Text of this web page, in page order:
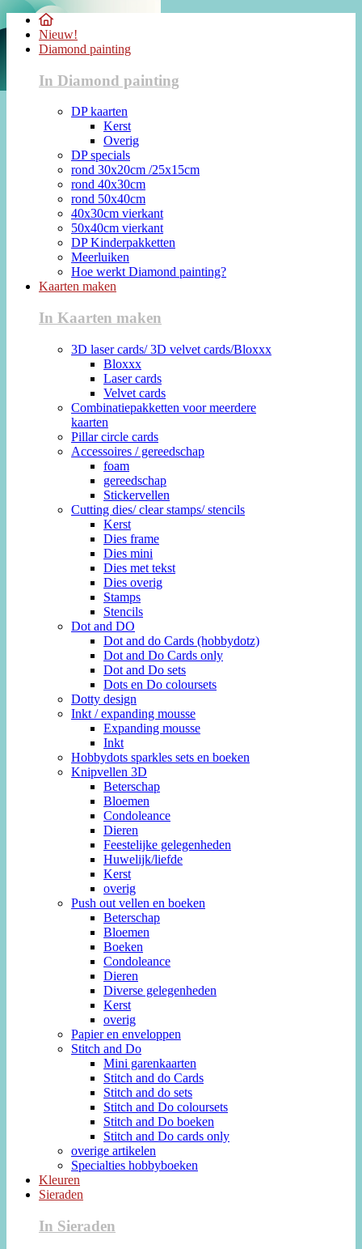
Nieuw!
Diamond painting
In Diamond painting
DP kaarten
Kerst
Overig
DP specials
rond 30x20cm /25x15cm
rond 40x30cm
rond 50x40cm
40x30cm vierkant
50x40cm vierkant
DP Kinderpakketten
Meerluiken
Hoe werkt Diamond painting?
Kaarten maken
In Kaarten maken
3D laser cards/ 3D velvet cards/Bloxxx
Bloxxx
Laser cards
Velvet cards
Combinatiepakketten voor meerdere
kaarten
Pillar circle cards
Accessoires / gereedschap
foam
gereedschap
Stickervellen
Cutting dies/ clear stamps/ stencils
Kerst
Dies frame
Dies mini
Dies met tekst
Dies overig
Stamps
Stencils
Dot and DO
Dot and do Cards (hobbydotz)
Dot and Do Cards only
Dot and Do sets
Dots en Do coloursets
Dotty design
Inkt / expanding mousse
Expanding mousse
Inkt
Hobbydots sparkles sets en boeken
Knipvellen 3D
Beterschap
Bloemen
Condoleance
Dieren
Feestelijke gelegenheden
Huwelijk/liefde
Kerst
overig
Push out vellen en boeken
Beterschap
Bloemen
Boeken
Condoleance
Dieren
Diverse gelegenheden
Kerst
overig
Papier en enveloppen
Stitch and Do
Mini garenkaarten
Stitch and do Cards
Stitch and do sets
Stitch and Do coloursets
Stitch and Do boeken
Stitch and Do cards only
overige artikelen
Specialties hobbyboeken
Kleuren
Sieraden
In Sieraden